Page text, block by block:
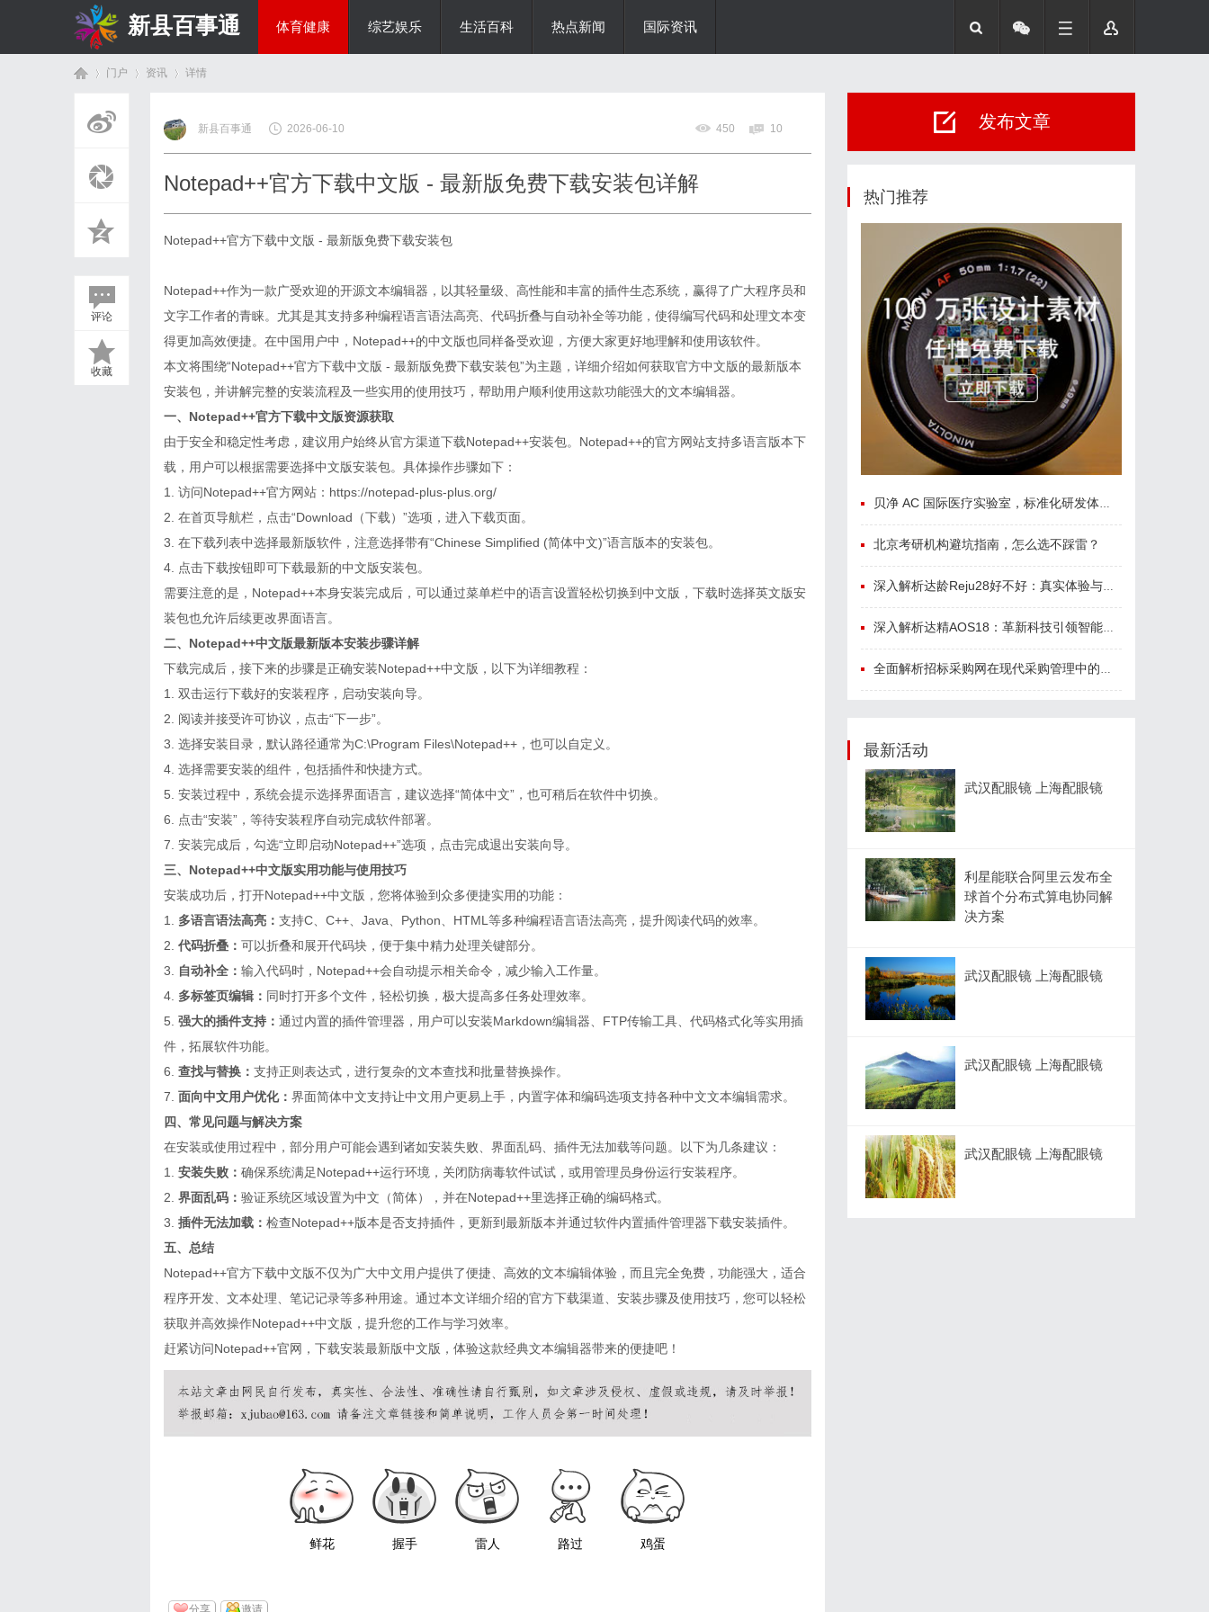
新县百事通 体育健康 综艺娱乐 生活百科 热点新闻 国际资讯
门户 资讯
›
详情
评论
收藏
新县百事通 2026-06-10 450 10
Notepad++官方下载中文版 - 最新版免费下载安装包详解
Notepad++官方下载中文版 - 最新版免费下载安装包
Notepad++作为一款广受欢迎的开源文本编辑器，以其轻量级、高性能和丰富的插件生态系统，赢得了广大程序员和
文字工作者的青睐。尤其是其支持多种编程语言语法高亮、代码折叠与自动补全等功能，使得编写代码和处理文本变
得更加高效便捷。在中国用户中，Notepad++的中文版也同样备受欢迎，方便大家更好地理解和使用该软件。
本文将围绕“Notepad++官方下载中文版 - 最新版免费下载安装包”为主题，详细介绍如何获取官方中文版的最新版本
安装包，并讲解完整的安装流程及一些实用的使用技巧，帮助用户顺利使用这款功能强大的文本编辑器。
一、Notepad++官方下载中文版资源获取
由于安全和稳定性考虑，建议用户始终从官方渠道下载Notepad++安装包。Notepad++的官方网站支持多语言版本下
载，用户可以根据需要选择中文版安装包。具体操作步骤如下：
1. 访问Notepad++官方网站： https://notepad-plus-plus.org/
2. 在首页导航栏，点击“Download（下载）”选项，进入下载页面。
3. 在下载列表中选择最新版软件，注意选择带有“Chinese Simplified (简体中文)”语言版本的安装包。
4. 点击下载按钮即可下载最新的中文版安装包。
需要注意的是，Notepad++本身安装完成后，可以通过菜单栏中的语言设置轻松切换到中文版，下载时选择英文版安
装包也允许后续更改界面语言。
二、Notepad++中文版最新版本安装步骤详解
下载完成后，接下来的步骤是正确安装Notepad++中文版，以下为详细教程：
1. 双击运行下载好的安装程序，启动安装向导。
2. 阅读并接受许可协议，点击“下一步”。
3. 选择安装目录，默认路径通常为C:\Program Files\Notepad++，也可以自定义。
4. 选择需要安装的组件，包括插件和快捷方式。
5. 安装过程中，系统会提示选择界面语言，建议选择“简体中文”，也可稍后在软件中切换。
6. 点击“安装”，等待安装程序自动完成软件部署。
7. 安装完成后，勾选“立即启动Notepad++”选项，点击完成退出安装向导。
三、Notepad++中文版实用功能与使用技巧
安装成功后，打开Notepad++中文版，您将体验到众多便捷实用的功能：
1. 多语言语法高亮： 支持C、C++、Java、Python、HTML等多种编程语言语法高亮，提升阅读代码的效率。
2. 代码折叠： 可以折叠和展开代码块，便于集中精力处理关键部分。
3.
自动补全： 输入代码时，Notepad++会自动提示相关命令，减少输入工作量。
4. 多标签页编辑： 同时打开多个文件，轻松切换，极大提高多任务处理效率。
5. 强大的插件支持： 通过内置的插件管理器，用户可以安装Markdown编辑器、FTP传输工具、代码格式化等实用插
件，拓展软件功能。
6. 查找与替换： 支持正则表达式，进行复杂的文本查找和批量替换操作。
7. 面向中文用户优化： 界面简体中文支持让中文用户更易上手，内置字体和编码选项支持各种中文文本编辑需求。
四、常见问题与解决方案
在安装或使用过程中，部分用户可能会遇到诸如安装失败、界面乱码、插件无法加载等问题。以下为几条建议：
1. 安装失败： 确保系统满足Notepad++运行环境，关闭防病毒软件试试，或用管理员身份运行安装程序。
2. 界面乱码： 验证系统区域设置为中文（简体），并在Notepad++里选择正确的编码格式。
3. 插件无法加载： 检查Notepad++版本是否支持插件，更新到最新版本并通过软件内置插件管理器下载安装插件。
五、总结
Notepad++官方下载中文版不仅为广大中文用户提供了便捷、高效的文本编辑体验，而且完全免费，功能强大，适合
程序开发、文本处理、笔记记录等多种用途。通过本文详细介绍的官方下载渠道、安装步骤及使用技巧，您可以轻松
获取并高效操作Notepad++中文版，提升您的工作与学习效率。
赶紧访问Notepad++官网，下载安装最新版中文版，体验这款经典文本编辑器带来的便捷吧！
鲜花 握手 雷人 路过 鸡蛋
分享 邀请
发布文章
热门推荐
贝净 AC 国际医疗实验室，标准化研发体系全解析
北京考研机构避坑指南，怎么选不踩雷？
深入解析达龄Reju28好不好：真实体验与专业评测全方位揭秘
深入解析达精AOS18：革新科技引领智能未来的新纪元
全面解析招标采购网在现代采购管理中的重要作用与应用
最新活动
武汉配眼镜 上海配眼镜
利星能联合阿里云发布全
球首个分布式算电协同解
决方案
武汉配眼镜 上海配眼镜
武汉配眼镜 上海配眼镜
武汉配眼镜 上海配眼镜